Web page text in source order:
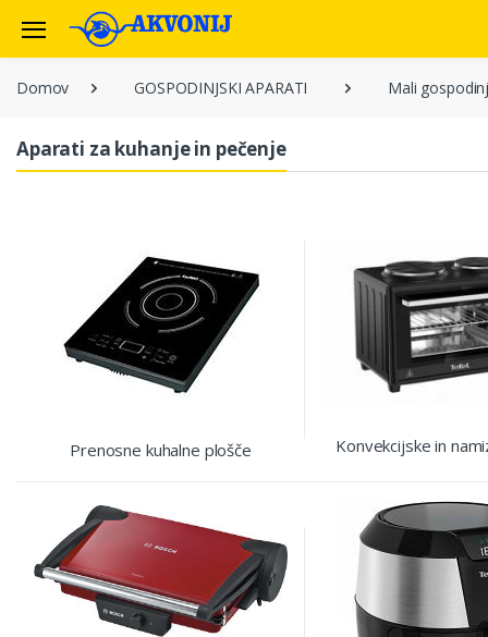
Domov GOSPODINJSKI APARATI Mali
Aparati za kuhanje in pečenje
Prenosne kuhalne plošče Konvekcijske in